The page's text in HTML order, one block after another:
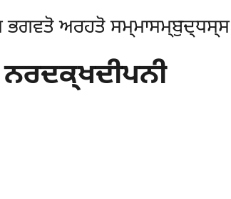
ਭਗਵਤੋ ਅਰਹਤੋ ਸਮ੍ਮਾਸਮ੍ਬੁਦ੍ਧਸ੍ਸ
ਨਰਦਕ੍ਖਦੀਪਨੀ